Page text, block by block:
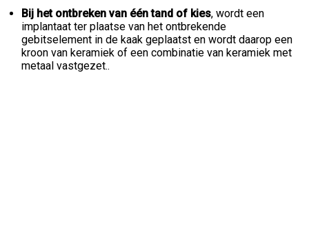
Bij het ontbreken van één tand of kies, wordt een
implantaat ter plaatse van het ontbrekende
gebitselement in de kaak geplaatst en wordt daarop een
kroon van keramiek of een combinatie van keramiek met
metaal vastgezet..